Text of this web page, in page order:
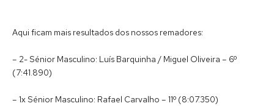
Aqui ficam mais resultados dos nossos remadores:
– 2- Sénior Masculino: Luís Barquinha / Miguel Oliveira – 6º
(7:41.890)
– 1x Sénior Masculino: Rafael Carvalho – 11º (8:07.350)